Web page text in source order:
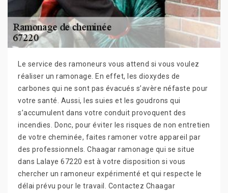
Le service des ramoneurs vous attend si vous voulez
réaliser un ramonage. En effet, les dioxydes de
carbones qui ne sont pas évacués s’avère néfaste pour
votre santé. Aussi, les suies et les goudrons qui
s’accumulent dans votre conduit provoquent des
incendies. Donc, pour éviter les risques de non entretien
de votre cheminée, faites ramoner votre appareil par
des professionnels. Chaagar ramonage qui se situe
dans Lalaye 67220 est à votre disposition si vous
chercher un ramoneur expérimenté et qui respecte le
délai prévu pour le travail. Contactez Chaagar